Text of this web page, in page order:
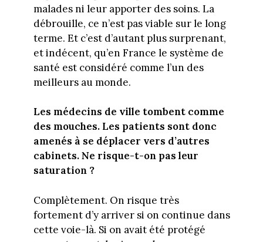
malades ni leur apporter des soins. La
débrouille, ce n’est pas viable sur le long
terme. Et c’est d’autant plus surprenant,
et indécent, qu’en France le système de
santé est considéré comme l’un des
meilleurs au monde.
Les médecins de ville tombent comme
des mouches. Les patients sont donc
amenés à se déplacer vers d’autres
cabinets. Ne risque-t-on pas leur
saturation ?
Complètement. On risque très
fortement d’y arriver si on continue dans
cette voie-là. Si on avait été protégé